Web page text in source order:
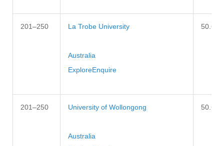
201–250 La Trobe University
Australia
ExploreEnquire
201–250 University of Wollongong
Australia